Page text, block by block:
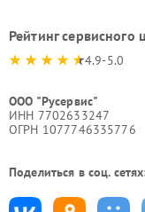
Рейтинг сервисного
4.9-5.0
ООО "Русервис"
ИНН 7702633247
ОГРН 1077746335776
Поделиться в соц.